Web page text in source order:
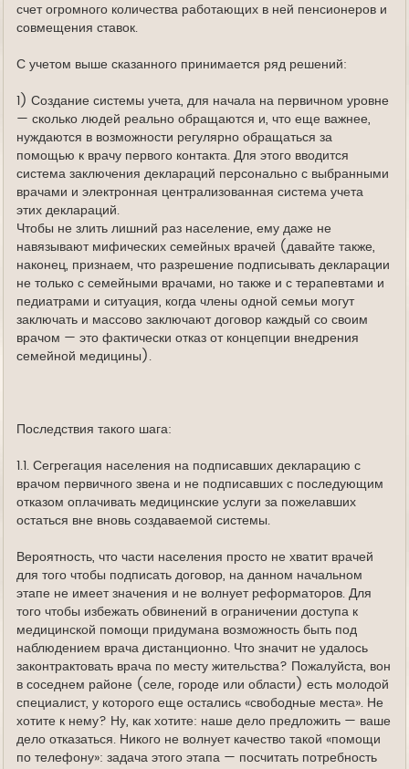
счет огромного количества работающих в ней пенсионеров и
совмещения ставок.
С учетом выше сказанного принимается ряд решений:
1) Создание системы учета, для начала на первичном уровне
— сколько людей реально обращаются и, что еще важнее,
нуждаются в возможности регулярно обращаться за
помощью к врачу первого контакта. Для этого вводится
система заключения деклараций персонально с выбранными
врачами и электронная централизованная система учета
этих деклараций.
Чтобы не злить лишний раз население, ему даже не
навязывают мифических семейных врачей (давайте также,
наконец, признаем, что разрешение подписывать декларации
не только с семейными врачами, но также и с терапевтами и
педиатрами и ситуация, когда члены одной семьи могут
заключать и массово заключают договор каждый со своим
врачом — это фактически отказ от концепции внедрения
семейной медицины).
Последствия такого шага:
1.1. Сегрегация населения на подписавших декларацию с
врачом первичного звена и не подписавших с последующим
отказом оплачивать медицинские услуги за пожелавших
остаться вне вновь создаваемой системы.
Вероятность, что части населения просто не хватит врачей
для того чтобы подписать договор, на данном начальном
этапе не имеет значения и не волнует реформаторов. Для
того чтобы избежать обвинений в ограничении доступа к
медицинской помощи придумана возможность быть под
наблюдением врача дистанционно. Что значит не удалось
законтрактовать врача по месту жительства? Пожалуйста, вон
в соседнем районе (селе, городе или области) есть молодой
специалист, у которого еще остались «свободные места». Не
хотите к нему? Ну, как хотите: наше дело предложить — ваше
дело отказаться. Никого не волнует качество такой «помощи
по телефону»: задача этого этапа — посчитать потребность